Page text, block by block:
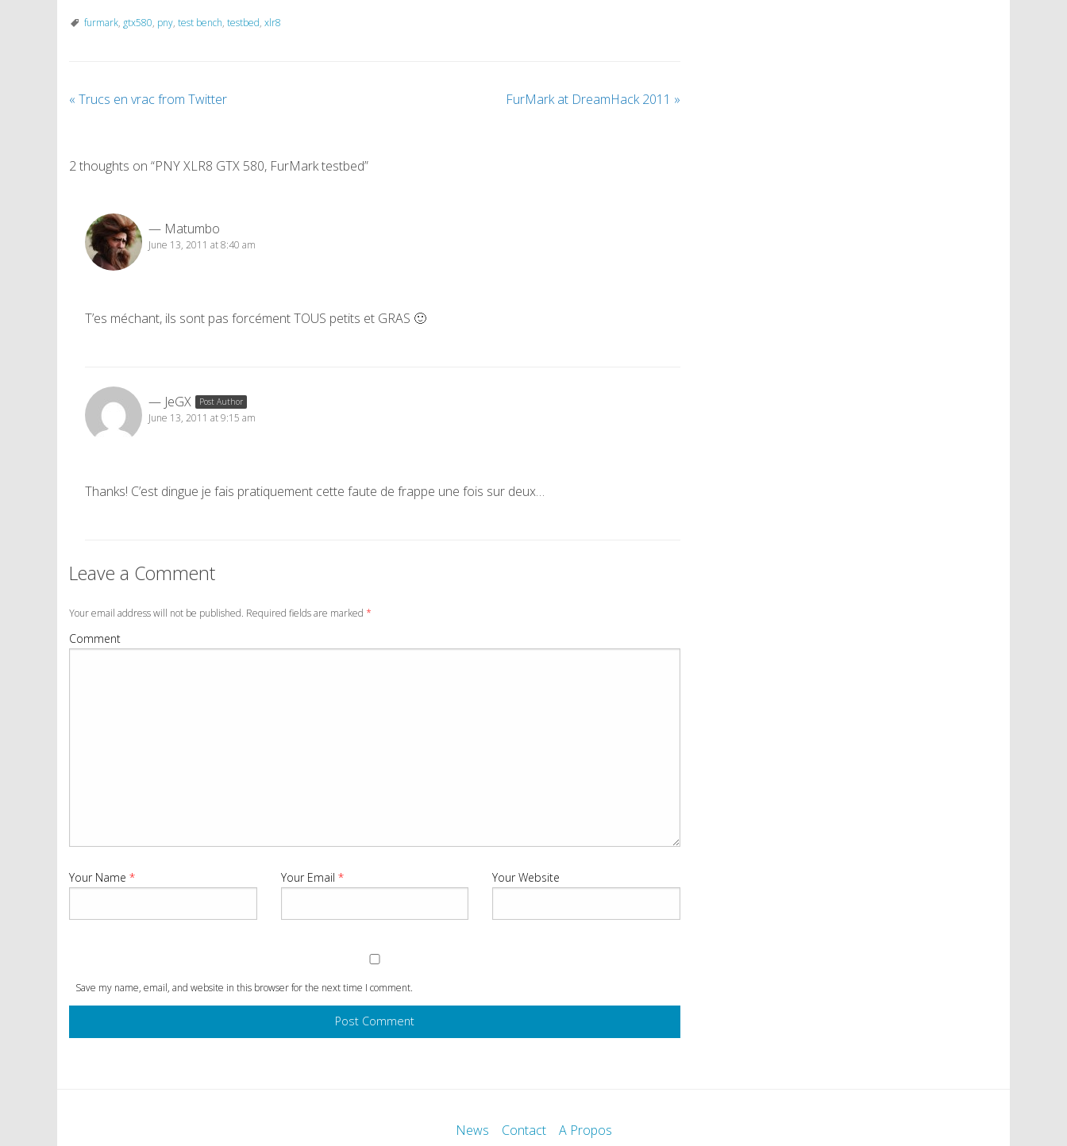
furmark, gtx580, pny, test bench, testbed, xlr8
« Trucs en vrac from Twitter FurMark at DreamHack 2011 »
2 thoughts on “PNY XLR8 GTX 580, FurMark testbed”
Matumbo
June 13, 2011 at 8:40 am
T’es méchant, ils sont pas forcément TOUS petits et GRAS 🙂
JeGX Post Author
June 13, 2011 at 9:15 am
Thanks! C’est dingue je fais pratiquement cette faute de frappe une fois sur deux…
Leave a Comment
Your email address will not be published. Required fields are marked *
Comment
Your Name * Your Email * Your Website
Save my name, email, and website in this browser for the next time I comment.
News Contact A Propos